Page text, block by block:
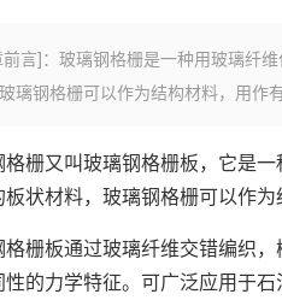
前言]：玻璃钢格栅是一种用玻璃纤
璃钢格栅可以作为结构材料，用作
栅又叫玻璃钢格栅板，它是
状材料，玻璃钢格栅可以作
板通过玻璃纤维交错编织，
的力学特征。可广泛应用于